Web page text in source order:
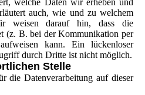
welche Daten wir erheben und
auch, wie und zu welchem
weisen darauf hin, dass die
(z. B. bei der Kommunikation per
kann. Ein lückenloser
durch Dritte ist nicht möglich.
Stelle
die Datenverarbeitung auf dieser